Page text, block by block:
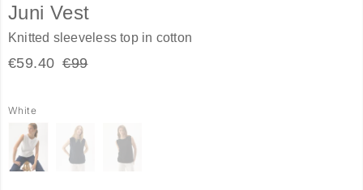
Juni Vest
Knitted sleeveless top in cotton
€59.40 €99
White